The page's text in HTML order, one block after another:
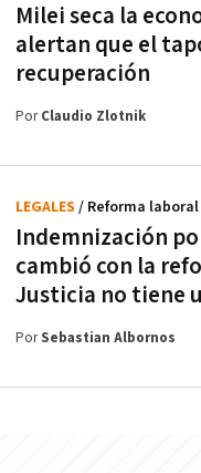
Milei seca la
alertan que el
recuperación
PorClaudio Zlotnik
Indemnización
cambió con la
Justicia no tiene
LEGALES / Reforma laboral
PorSebastian Albornos